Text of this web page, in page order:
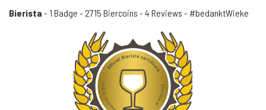
Bierista - 1 Badge - 2715 Biercoins - 4 Reviews - #bedanktWieke